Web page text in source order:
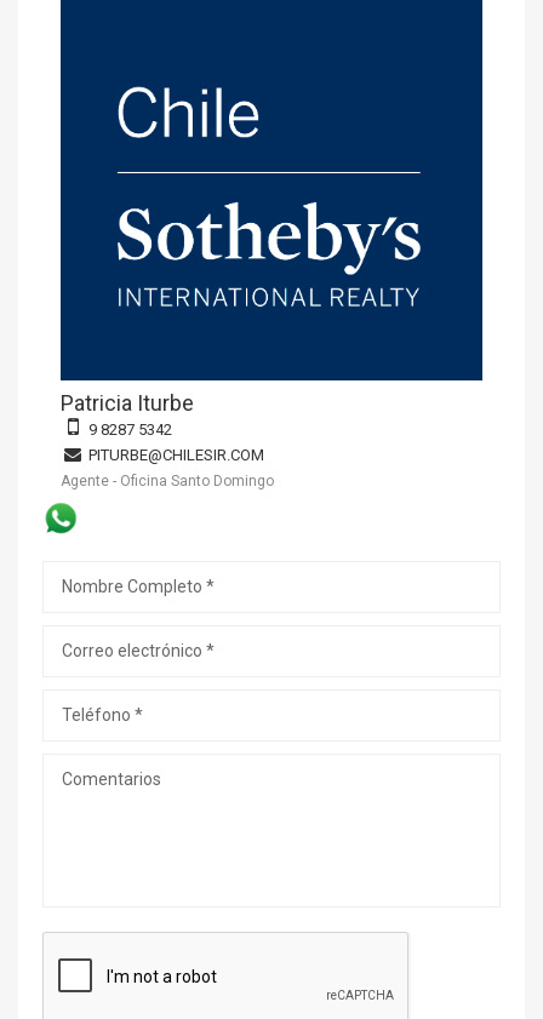
Patricia Iturbe
9 8287 5342
PITURBE@CHILESIR.COM
Agente - Oficina Santo Domingo